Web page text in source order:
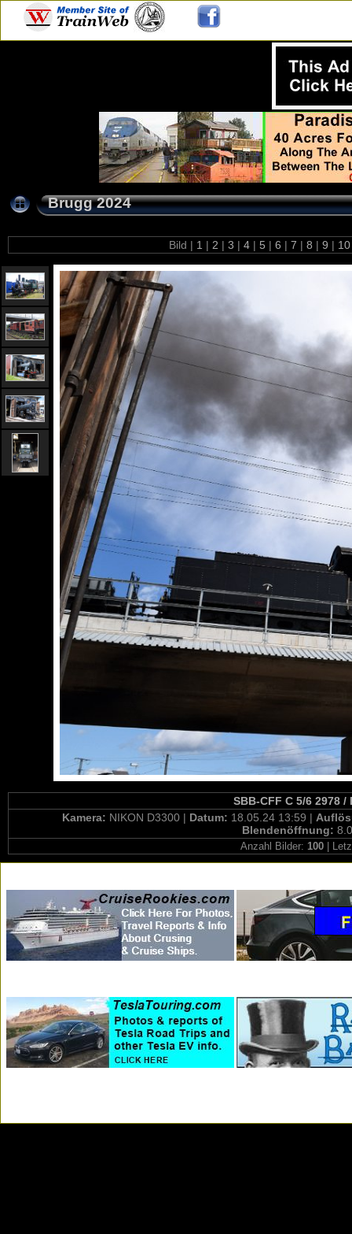
Brugg 2024
Bild | 1 | 2 | 3 | 4 | 5 | 6 | 7 | 8 | 9 |
SBB-CFF C 5/6 2978 /
Kamera: NIKON D3300 | Datum: 18.05.24 13:59 |
Blendenöffnung:
Anzahl Bilder: 100|